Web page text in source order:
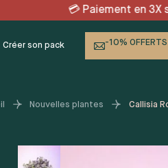
frais avec
Créer son pack -10% OFFERTS
Nouvelles plantes Callisia